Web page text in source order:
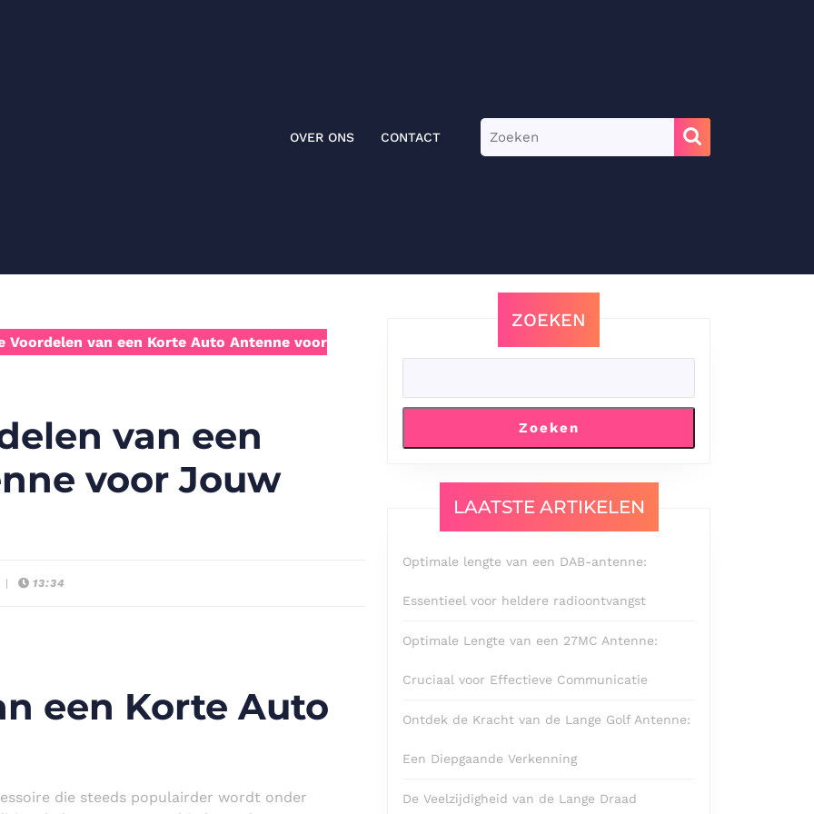
OVER ONS CONTACT
Zoek
naar:
Voordelen van een Korte Auto Antenne voor
van een
voor Jouw
13:34
een Korte Auto
die steeds populairder wordt onder
ZOEKEN
Zoeken
LAATSTE ARTIKELEN
Optimale lengte van een DAB-antenne:
Essentieel voor heldere radioontvangst
Optimale Lengte van een 27MC Antenne:
Cruciaal voor Effectieve Communicatie
Ontdek de Kracht van de Lange Golf Antenne:
Een Diepgaande Verkenning
De Veelzijdigheid van de Lange Draad